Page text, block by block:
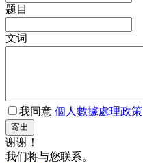
题目
文词
我同意 個人數據處理政策
寄出
谢谢！
我们将与您联系。